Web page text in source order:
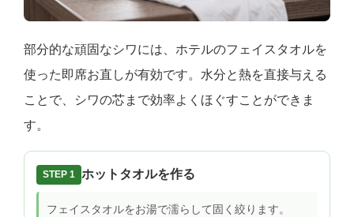
部分的な頑固なシワには、ホテルのフェイスタオルを
使った即席お直しが有効です。水分と熱を直接与える
ことで、シワの芯まで効率よくほぐすことができま
す。
STEP 1 ホットタオルを作る
フェイスタオルをお湯で濡らして固く絞ります。